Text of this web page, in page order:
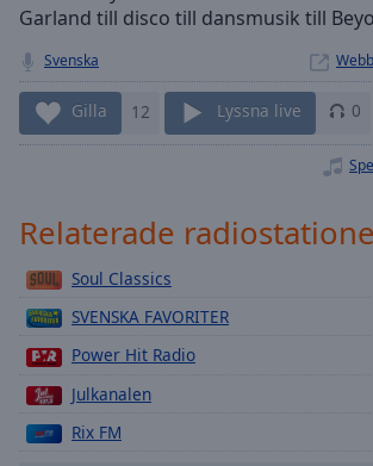
Stream
Seek to
live,
currently
behind
liveLIVE
Rate
Chapters
Chapters
Garland till disco till dansmusik till
Svenska
Gilla 12 Lyssna live 0
Relaterade
Soul Classics
SVENSKA FAVORITER
Power Hit Radio
Julkanalen
Rix FM